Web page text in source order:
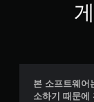
본 소프트웨어
소하기 때문에